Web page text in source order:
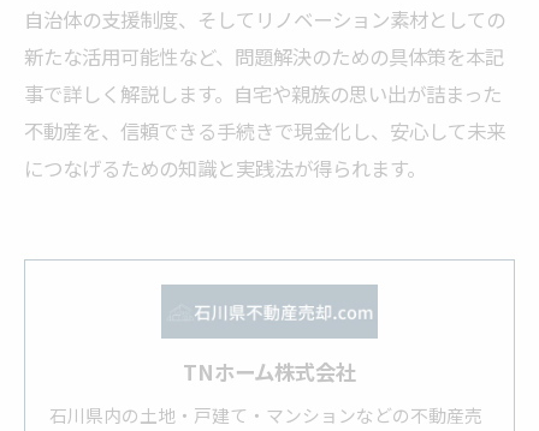
自治体の支援制度、そしてリノベーション素材としての
新たな活用可能性など、問題解決のための具体策を本記
事で詳しく解説します。自宅や親族の思い出が詰まった
不動産を、信頼できる手続きで現金化し、安心して未来
につなげるための知識と実践法が得られます。
TNホーム株式会社
石川県内の土地・戸建て・マンションなどの不動産売